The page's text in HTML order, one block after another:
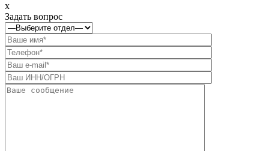
x
Задать вопрос